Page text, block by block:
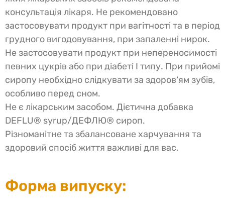
консультація лікаря. Не рекомендовано
застосовувати продукт при вагітності та в період
грудного вигодовування, при запаленні нирок.
Не застосовувати продукт при непереносимості
певних цукрів або при діабеті І типу. При прийомі
сиропу необхідно слідкувати за здоров‘ям зубів,
особливо перед сном.
Не є лікарським засобом. Дієтична добавка
DEFLU® syrup/ДЕФЛЮ® сироп.
Різноманітне та збалансоване харчування та
здоровий спосіб життя важливі для вас.
Форма випуску: